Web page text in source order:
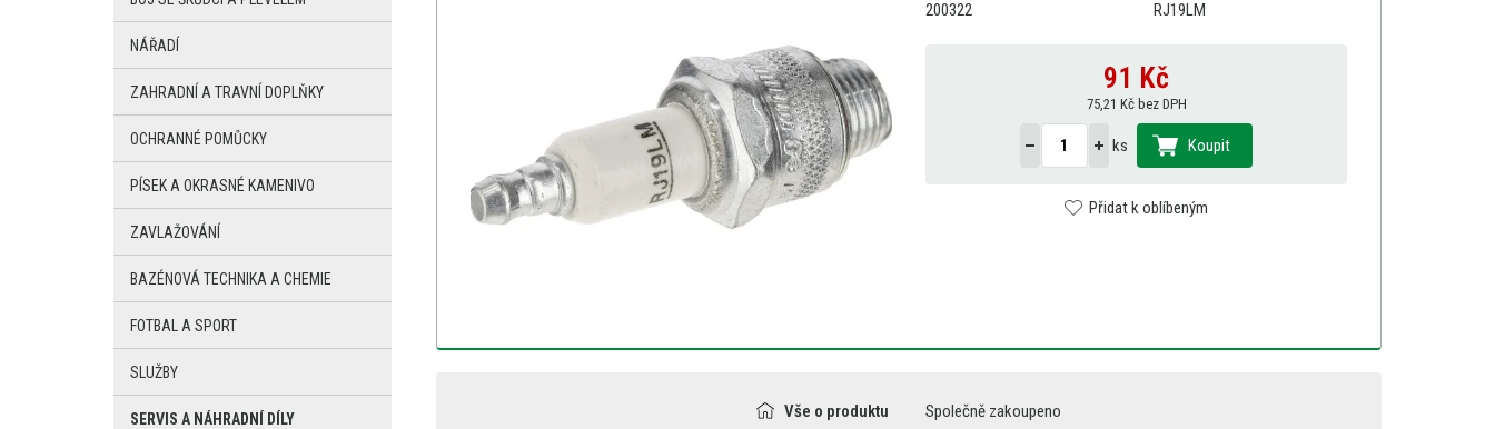
200322 RJ19LM
91 Kč
75,21 Kč bez DPH
ks Koupit
Přidat k oblíbeným
Vše o produktu Společně zakoupeno
NÁŘADÍ
ZAHRADNÍ A TRAVNÍ DOPLŇKY
OCHRANNÉ POMŮCKY
PÍSEK A OKRASNÉ KAMENIVO
ZAVLAŽOVÁNÍ
BAZÉNOVÁ TECHNIKA A CHEMIE
FOTBAL A SPORT
SLUŽBY
SERVIS A NÁHRADNÍ DÍLY